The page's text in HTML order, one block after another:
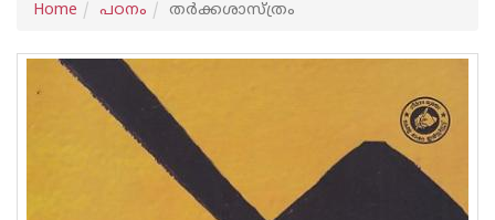
Home പഠനം തർക്കശാസ്ത്രം